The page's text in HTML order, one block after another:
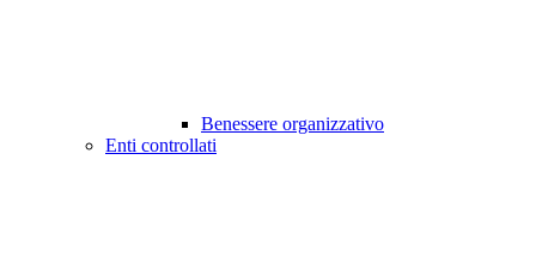
Benessere organizzativo
Enti controllati